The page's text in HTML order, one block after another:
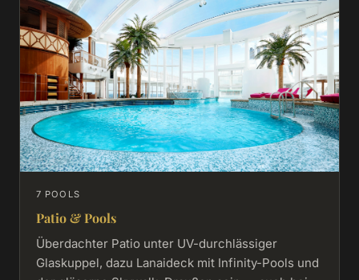
7 POOLS
Patio & Pools
Überdachter Patio unter UV-durchlässiger
Glaskuppel, dazu Lanaideck mit Infinity-Pools und